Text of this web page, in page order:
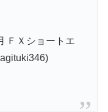
ＦＸショートエ